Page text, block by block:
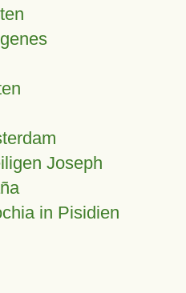
Joseph
in Pisidien